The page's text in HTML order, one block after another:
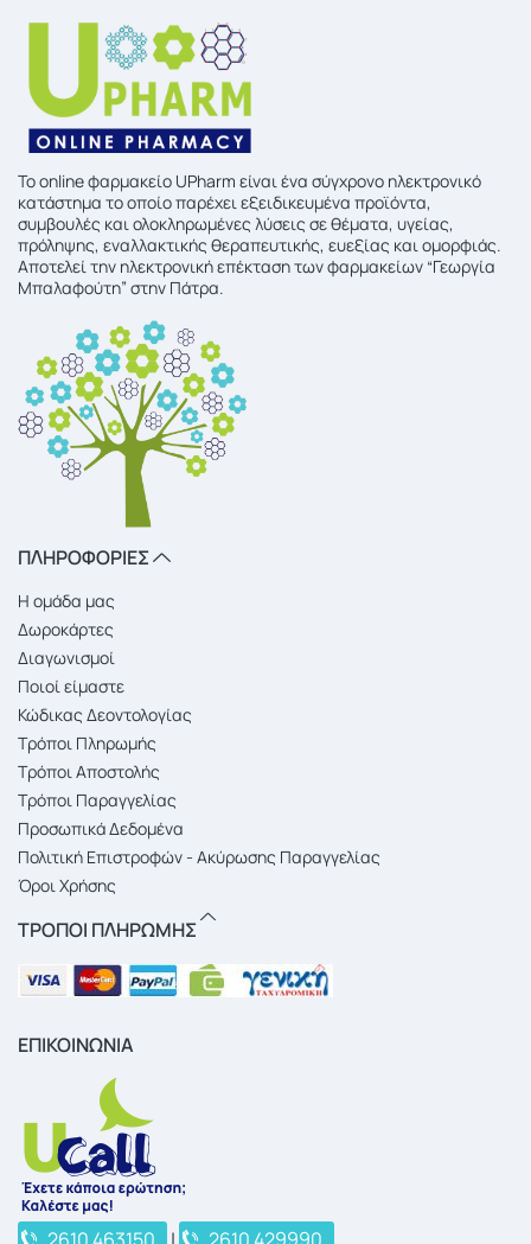
To online φαρμακείο UPharm είναι ένα σύγχρονο ηλεκτρονικό
κατάστημα το οποίο παρέχει εξειδικευμένα προϊόντα,
συμβουλές και ολοκληρωμένες λύσεις σε θέματα, υγείας,
πρόληψης, εναλλακτικής θεραπευτικής, ευεξίας και ομορφιάς.
Αποτελεί την ηλεκτρονική επέκταση των φαρμακείων “Γεωργία
Μπαλαφούτη” στην Πάτρα.
ΠΛΗΡΟΦΟΡΙΕΣ
Η ομάδα μας
Δωροκάρτες
Διαγωνισμοί
Ποιοί είμαστε
Κώδικας Δεοντολογίας
Τρόποι Πληρωμής
Τρόποι Αποστολής
Τρόποι Παραγγελίας
Προσωπικά Δεδομένα
Πολιτική Επιστροφών - Ακύρωσης Παραγγελίας
Όροι Χρήσης
ΤΡΟΠΟΙ ΠΛΗΡΩΜΗΣ
ΕΠΙΚΟΙΝΩΝΙΑ